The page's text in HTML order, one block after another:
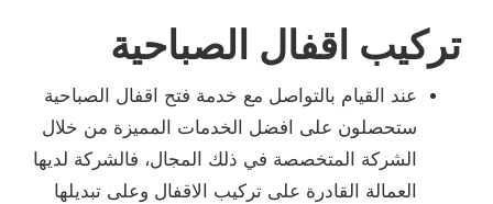
تركيب اقفال الصباحية
عند القيام بالتواصل مع خدمة فتح اقفال الصباحية
ستحصلون على افضل الخدمات المميزة من خلال
الشركة المتخصصة في ذلك المجال، فالشركة لديها
العمالة القادرة على تركيب الاقفال وعلى تبديلها